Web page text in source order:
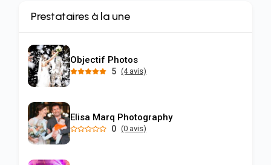
Prestataires à la une
Objectif Photos
5 (4 avis)
Elisa Marq Photography
0 (0 avis)